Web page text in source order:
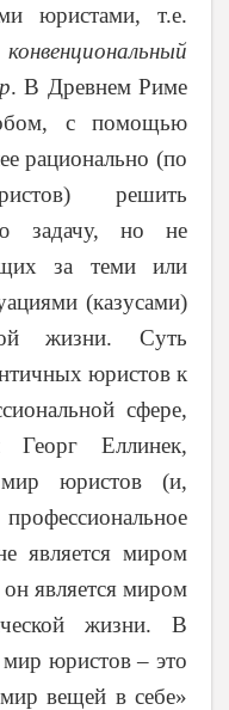
юристами, т.е.
конвенциональный
. В Древнем Риме
с помощью
рационально (по
решить
задачу, но не
за теми или
(казусами)
жизни. Суть
юристов к
сфере,
Георг Еллинек,
юристов (и,
является миром
является миром
жизни. В
юристов – это
вещей в себе»